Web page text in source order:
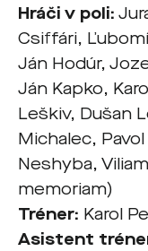
Hráči v poli:
Csiffári,
Ján Hodúr,
Ján Kapko,
Leškiv, Dušan
Michalec,
Neshyba,
memoriam)
Tréner: Karol
Asistent